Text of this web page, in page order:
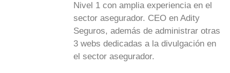
Nivel 1 con amplia experiencia en el
sector asegurador. CEO en Adity
Seguros, además de administrar otras
3 webs dedicadas a la divulgación en
el sector asegurador.